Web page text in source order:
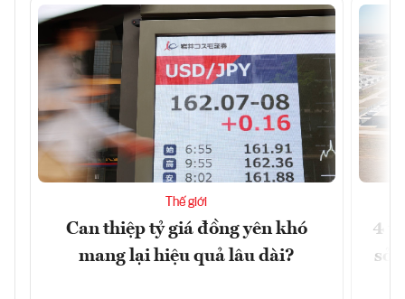
Thế giới
Can thiệp tỷ giá đồng yên khó
mang lại hiệu quả lâu dài?
4
sở